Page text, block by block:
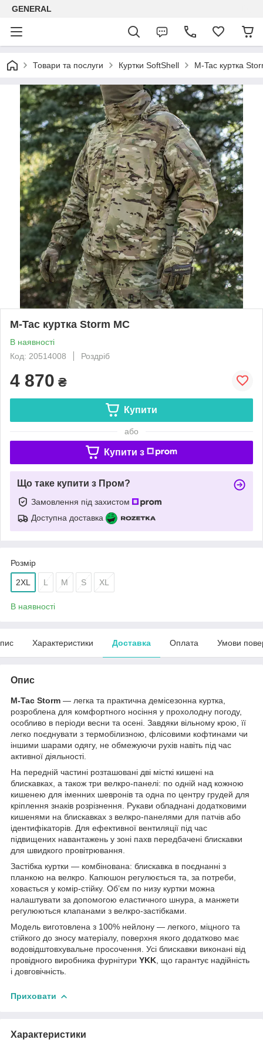
GENERAL
Товари та послуги Куртки SoftShell M-Tac куртка
M-Tac куртка Storm MC
В наявності
Код: 20514008
Роздріб
4 870 ₴
Купити
або
Купити з
Що таке купити з Пром?
Замовлення під захистом
Доступна доставка
Розмір
2XL L M S XL
В наявності
Характеристики Доставка Оплата Умови
Опис
M-Tac Storm — легка та практична демісезонна куртка,
розроблена для комфортного носіння у прохолодну погоду,
особливо в періоди весни та осені. Завдяки вільному крою, її
легко поєднувати з термобілизною, флісовими кофтинами чи
іншими шарами одягу, не обмежуючи рухів навіть під час
активної діяльності.
На передній частині розташовані дві місткі кишені на
блискавках, а також три велкро-панелі: по одній над кожною
кишенею для іменних шевронів та одна по центру грудей для
кріплення знаків розрізнення. Рукави обладнані додатковими
кишенями на блискавках з велкро-панелями для патчів або
ідентифікаторів. Для ефективної вентиляції під час
підвищених навантажень у зоні пахв передбачені блискавки
для швидкого провітрювання.
Застібка куртки — комбінована: блискавка в поєднанні з
планкою на велкро. Капюшон регулюється та, за потреби,
ховається у комір-стійку. Об’єм по низу куртки можна
налаштувати за допомогою еластичного шнура, а манжети
регулюються клапанами з велкро-застібками.
Модель виготовлена з 100% нейлону — легкого, міцного та
стійкого до зносу матеріалу, поверхня якого додатково має
водовідштовхувальне просочення. Усі блискавки виконані від
провідного виробника фурнітури YKK , що гарантує надійність
і довговічність.
Приховати
Характеристики